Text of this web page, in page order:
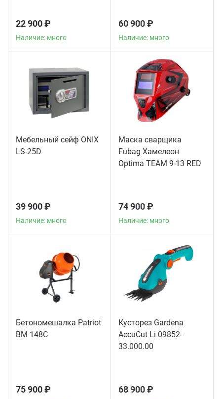
22 900 ₽
Наличие: много
60 900 ₽
Наличие: много
Мебельный сейф ONIX
LS-25D
39 900 ₽
Наличие: много
Маска сварщика
Fubag Хамелеон
Optima TEAM 9-13 RED
74 900 ₽
Наличие: много
Бетономешалка Patriot
BM 148C
75 900 ₽
Кусторез Gardena
AccuCut Li 09852-
33.000.00
68 900 ₽